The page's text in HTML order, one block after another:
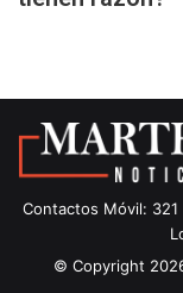
Contactos Móvil:
© Copyright